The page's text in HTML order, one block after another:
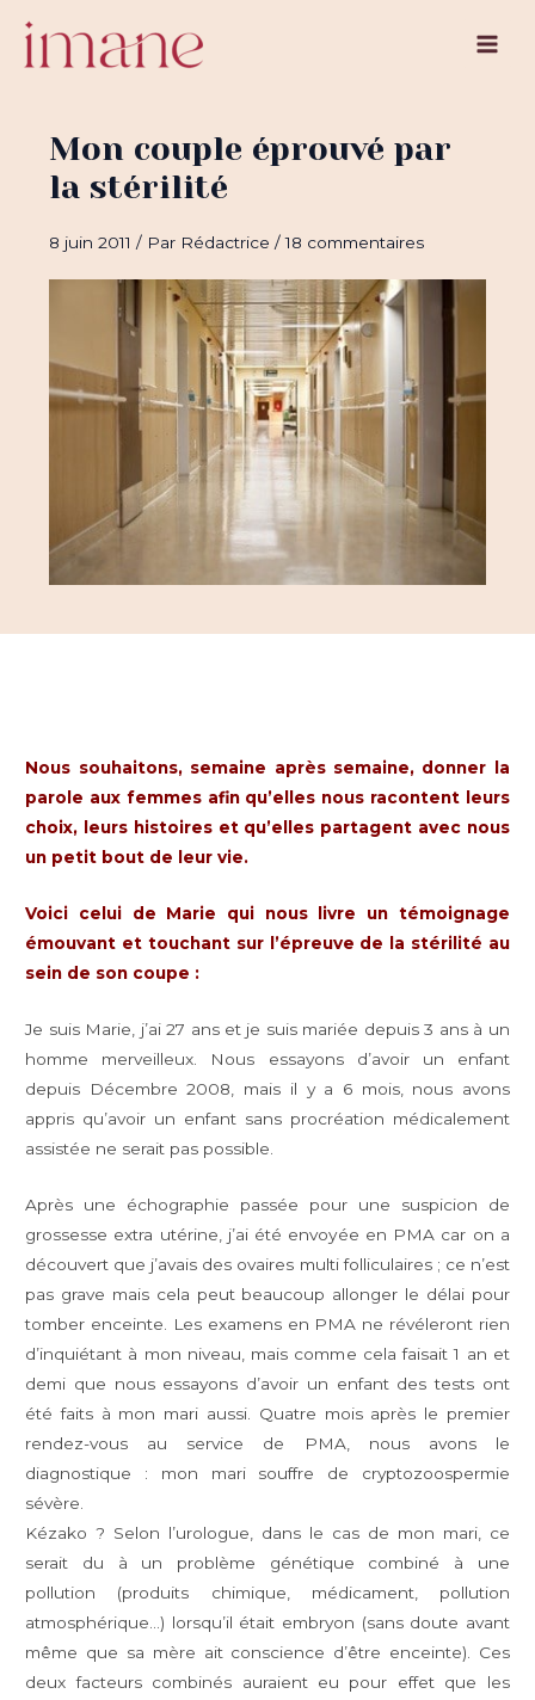
contenu
Main
Mon couple éprouvé par
la stérilité
8 juin 2011/ Par Rédactrice/18 commentaires
Nous souhaitons, semaine après semaine, donner la
parole aux femmes afin qu’elles nous racontent leurs
choix, leurs histoires et qu’elles partagent avec nous
un petit bout de leur vie.
Voici celui de Marie qui nous livre un témoignage
émouvant et touchant sur l’épreuve de la stérilité au
sein de son coupe :
Je suis Marie, j’ai 27 ans et je suis mariée depuis 3 ans à un
homme merveilleux. Nous essayons d’avoir un enfant
depuis Décembre 2008, mais il y a 6 mois, nous avons
appris qu’avoir un enfant sans procréation médicalement
assistée ne serait pas possible.
Après une échographie passée pour une suspicion de
grossesse extra utérine, j’ai été envoyée en PMA car on a
découvert que j’avais des ovaires multi folliculaires ; ce n’est
pas grave mais cela peut beaucoup allonger le délai pour
tomber enceinte. Les examens en PMA ne révéleront rien
d’inquiétant à mon niveau, mais comme cela faisait 1 an et
demi que nous essayons d’avoir un enfant des tests ont
été faits à mon mari aussi. Quatre mois après le premier
rendez-vous au service de PMA, nous avons le
diagnostique : mon mari souffre de cryptozoospermie
sévère.
Kézako ? Selon l’urologue, dans le cas de mon mari, ce
serait du à un problème génétique combiné à une
pollution (produits chimique, médicament, pollution
atmosphérique…) lorsqu’il était embryon (sans doute avant
même que sa mère ait conscience d’être enceinte). Ces
deux facteurs combinés auraient eu pour effet que les